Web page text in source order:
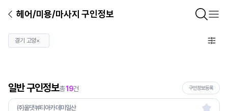
헤어/미용/마사지 구인정보
경기 고양×
일반 구인정보총19건 구인정보등록
㈜올댓뷰티아카데미일산